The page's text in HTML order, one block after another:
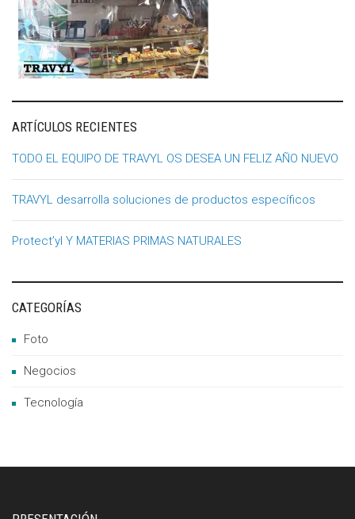
ARTÍCULOS RECIENTES
TODO EL EQUIPO DE TRAVYL OS DESEA UN FELIZ AÑO NUEVO
TRAVYL desarrolla soluciones de productos específicos
Protect’yl Y MATERIAS PRIMAS NATURALES
CATEGORÍAS
Foto
Negocios
Tecnología